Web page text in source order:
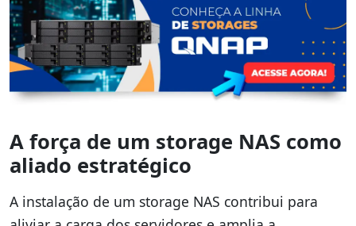
A força de um storage NAS como
aliado estratégico
A instalação de um storage NAS contribui para